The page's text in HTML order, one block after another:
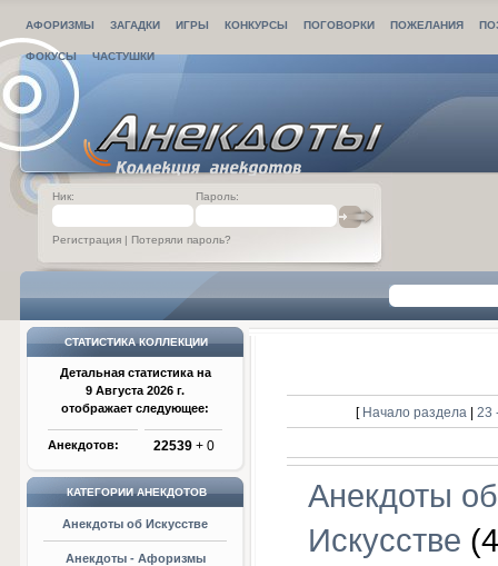
АФОРИЗМЫ ЗАГАДКИ ИГРЫ КОНКУРСЫ ПОГОВОРКИ ПОЖЕЛАНИЯ
ФОКУСЫ ЧАСТУШКИ
Ник: Пароль:
Регистрация | Потеряли пароль?
СТАТИСТИКА КОЛЛЕКЦИИ
Детальная статистика на
9 Августа 2026 г.
отображает следующее:
Анекдотов: 22539 + 0
КАТЕГОРИИ АНЕКДОТОВ
Анекдоты об Искусстве
Анекдоты - Афоризмы
[ Начало раздела | 23
Анекдоты об
Искусстве